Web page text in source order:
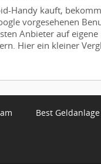
Handy kauft,
vorgesehenen
Anbieter auf
Hier ein kleiner
Best Geldanlage